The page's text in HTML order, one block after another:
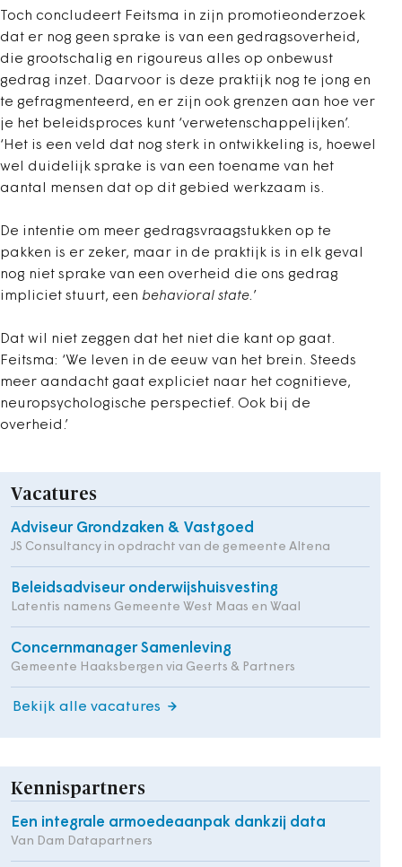
Toch concludeert Feitsma in zijn promotieonderzoek
dat er nog geen sprake is van een gedragsoverheid,
die grootschalig en rigoureus alles op onbewust
gedrag inzet. Daarvoor is deze praktijk nog te jong en
te gefragmenteerd, en er zijn ook grenzen aan hoe ver
je het beleidsproces kunt ‘verwetenschappelijken’.
‘Het is een veld dat nog sterk in ontwikkeling is, hoewel
wel duidelijk sprake is van een toename van het
aantal mensen dat op dit gebied werkzaam is.
De intentie om meer gedragsvraagstukken op te
pakken is er zeker, maar in de praktijk is in elk geval
nog niet sprake van een overheid die ons gedrag
impliciet stuurt, een behavioral state.’
Dat wil niet zeggen dat het niet die kant op gaat.
Feitsma: ‘We leven in de eeuw van het brein. Steeds
meer aandacht gaat expliciet naar het cognitieve,
neuropsychologische perspectief. Ook bij de
overheid.’
Vacatures
Adviseur Grondzaken & Vastgoed
JS Consultancy in opdracht van de gemeente Altena
Beleidsadviseur onderwijshuisvesting
Latentis namens Gemeente West Maas en Waal
Concernmanager Samenleving
Gemeente Haaksbergen via Geerts & Partners
Bekijk alle vacatures
Kennispartners
Een integrale armoedeaanpak dankzij data
Van Dam Datapartners